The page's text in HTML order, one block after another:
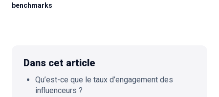
benchmarks
Dans cet article
Qu’est-ce que le taux d’engagement des
influenceurs ?